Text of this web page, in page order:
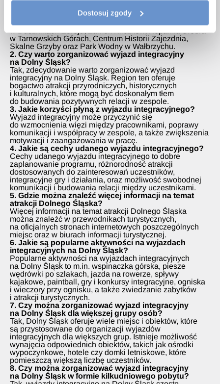
Dostosuj zgody
we Wrocławiu, Park Linowy Tarzan, Błędne Skały,
Jezioro Bystrzyckie, Muzeum Papiernictwa
w Tarnowskich Górach, Centrum Historii Zajezdnia,
Skalne Grzyby oraz Park Wodny w Wałbrzychu.
2. Czy warto zorganizować wyjazd integracyjny
na Dolny Śląsk?
Tak, zdecydowanie warto zorganizować wyjazd
integracyjny na Dolny Śląsk. Region ten oferuje
bogactwo atrakcji przyrodniczych, historycznych
i kulturalnych, które mogą być doskonałym tłem
do budowania pozytywnych relacji w zespole.
3. Jakie korzyści płyną z wyjazdu integracyjnego?
Wyjazd integracyjny może przyczynić się
do wzmocnienia więzi między pracownikami, poprawy
komunikacji i współpracy w zespole, a także zwiększenia
motywacji i zaangażowania w pracę.
4. Jakie są cechy udanego wyjazdu integracyjnego?
Cechy udanego wyjazdu integracyjnego to dobre
zaplanowanie programu, różnorodność atrakcji
dostosowanych do zainteresowań uczestników,
integracyjne gry i działania, oraz możliwość swobodnej
komunikacji i budowania relacji między uczestnikami.
5. Gdzie można znaleźć więcej informacji na temat
atrakcji Dolnego Śląska?
Więcej informacji na temat atrakcji Dolnego Śląska
można znaleźć w przewodnikach turystycznych,
na oficjalnych stronach internetowych poszczególnych
miejsc oraz w biurach informacji turystycznej.
6. Jakie są popularne aktywności na wyjazdach
integracyjnych na Dolny Śląsk?
Popularne aktywności na wyjazdach integracyjnych
na Dolny Śląsk to m.in. wspinaczka górska, piesze
wędrówki po szlakach, jazda na rowerze, spływy
kajakowe, paintball, gry i konkursy integracyjne, ogniska
i wieczory przy ognisku, a także zwiedzanie zabytków
i atrakcji turystycznych.
7. Czy można zorganizować wyjazd integracyjny
na Dolny Śląsk dla większej grupy osób?
Tak, Dolny Śląsk oferuje wiele miejsc i obiektów, które
są przystosowane do organizacji wyjazdów
integracyjnych dla większych grup. Istnieje możliwość
wynajęcia odpowiednich obiektów, takich jak ośrodki
wypoczynkowe, hotele czy domki letniskowe, które
pomieszczą większą liczbę uczestników.
8. Czy można zorganizować wyjazd integracyjny
na Dolny Śląsk w formie kilkudniowego pobytu?